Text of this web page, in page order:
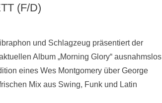
(F/D)
und Schlagzeug präsentiert der
Album „Morning Glory“ ausnahmslos
eines Wes Montgomery über George
Mix aus Swing, Funk und Latin